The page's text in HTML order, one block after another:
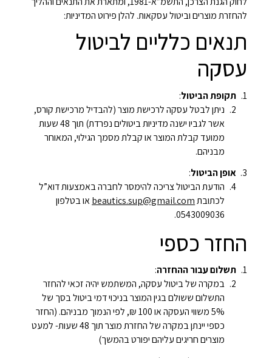
להחזרת מוצרים וביטול עסקאות. להלן פירוט המדיניות:
תנאים כלליים לביטול
עסקה
תקופת הביטול:
ניתן לבטל עסקה לרכישת מוצר (להבדיל מרכישת קורס,
אשר לגביו ישנה מדיניות ביטולים נפרדת) תוך 48 שעות
ממועד קבלת המוצר או קבלת מסמך הגילוי, המאוחר
מבניהם.
אופן הביטול:
הודעת הביטול צריכה להימסר לחברה באמצעות דוא”ל
לכתובתbeautics.sup@gmail.comאו בטלפון
0543009036.
החזר כספי
תשלום עבור ההחזרה:
במקרה של ביטול עסקה, המשתמש יהיה זכאי להחזר
התשלום ששולם בגין המוצר בניכוי דמי ביטול בסך של
5% משווי העסקה או 100 ₪, לפי הנמוך מבניהם. (החזר
כספי יינתן במקרה של החזרת מוצר תוך 48 שעות- למעט
מוצרים חריגים עליהם יפורט בהמשך)